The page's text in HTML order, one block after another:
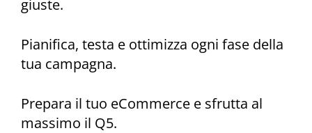
giuste.
Pianifica, testa e ottimizza ogni fase della
tua campagna.
Prepara il tuo eCommerce e sfrutta al
massimo il Q5.